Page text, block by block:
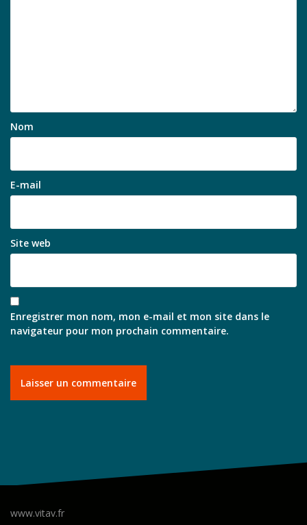
Nom
E-mail
Site web
Enregistrer mon nom, mon e-mail et mon site dans le
navigateur pour mon prochain commentaire.
www.vitav.fr